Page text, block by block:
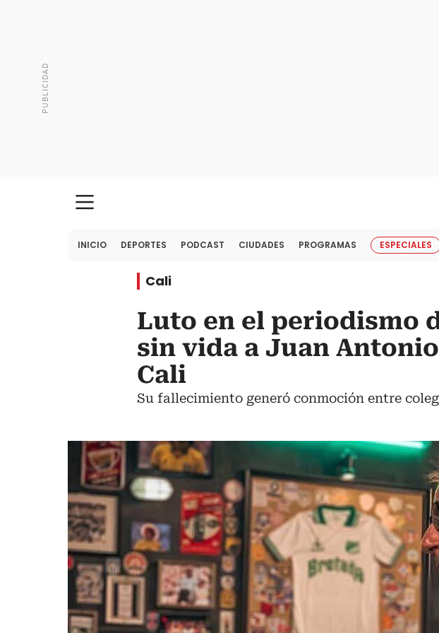
INICIO DEPORTES PODCAST CIUDADES PROGRAMAS ESPECIALES
Cali
Luto en el periodismo
sin vida a Juan
Cali
Su fallecimiento generó conmoción entre